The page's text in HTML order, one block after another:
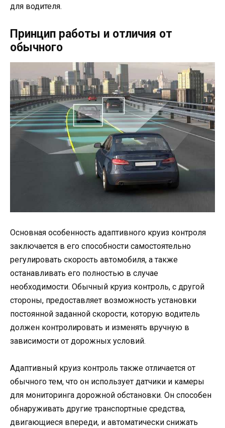
для водителя.
Принцип работы и отличия от
обычного
Основная особенность адаптивного круиз контроля
заключается в его способности самостоятельно
регулировать скорость автомобиля, а также
останавливать его полностью в случае
необходимости. Обычный круиз контроль, с другой
стороны, предоставляет возможность установки
постоянной заданной скорости, которую водитель
должен контролировать и изменять вручную в
зависимости от дорожных условий.
Адаптивный круиз контроль также отличается от
обычного тем, что он использует датчики и камеры
для мониторинга дорожной обстановки. Он способен
обнаруживать другие транспортные средства,
двигающиеся впереди, и автоматически снижать